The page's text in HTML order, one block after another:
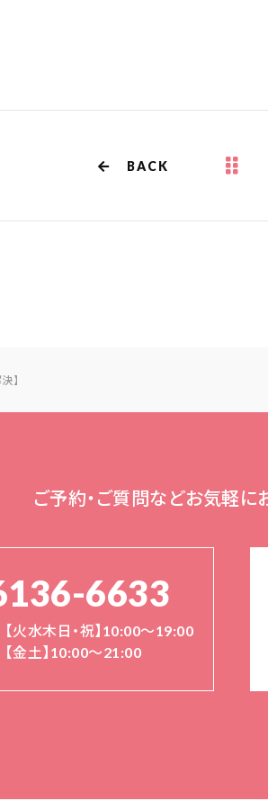
BACK
】
ご予約・ご質問などお気軽に
6633
【火水木日・祝】10:00～19:00
【金土】10:00〜21:00